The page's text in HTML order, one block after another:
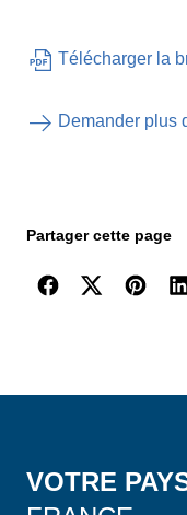
Télécharger la
Demander plus
Partager cette page
VOTRE